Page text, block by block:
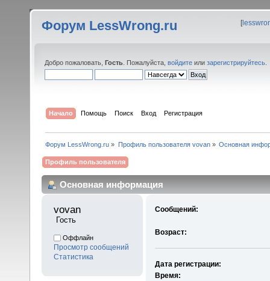
Форум LessWrong.ru [
Добро пожаловать, Гость . Пожалуйста, войдите или зарегистрируйтесь
Начало Помощь Поиск Вход Регистрация
Форум LessWrong.ru » Профиль пользователя vovan» Основная
Профиль пользователя
Основная информация
vovan
Гость
Оффлайн
Просмотр сообщений
Статистика
Сообщений:
Возраст:
Дата регистрации:
Время: